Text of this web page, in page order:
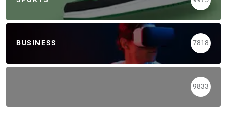
BUSINESS 7818
9833